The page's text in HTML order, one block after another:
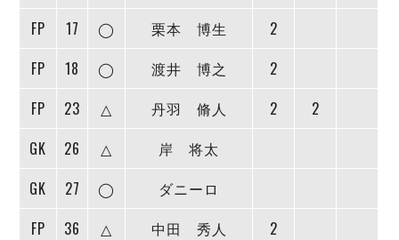
FP
17 ◯ 栗本 博生
2
FP
18 ◯ 渡井 博之
2
FP
23 △ 丹羽 脩人 2
2
GK
26 △
岸 将太
GK
27 ◯
ダニーロ
FP
36 △ 中田 秀人
2